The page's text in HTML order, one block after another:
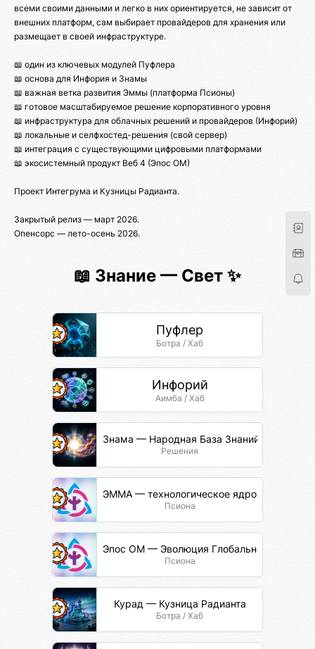
всеми своими данными и легко в них ориентируется, не зависит от
внешних платформ, сам выбирает провайдеров для хранения или
размещает в своей инфраструктуре.
📖 один из ключевых модулей Пуфлера
📖 основа для Инфория и Знамы
📖 важная ветка развития Эммы (платформа Псионы)
📖 готовое масштабируемое решение корпоративного уровня
📖 инфраструктура для облачных решений и провайдеров (Инфорий)
📖 локальные и селфхостед-решения (свой сервер)
📖 интеграция с существующими цифровыми платформами
📖 экосистемный продукт Веб 4 (Эпос ОМ)
Проект Интегрума и Кузницы Радианта.
Закрытый релиз — март 2026.
Опенсорс — лето-осень 2026.
📖 Знание — Свет ✨
Пуфлер
Ботра / Хаб
Инфорий
Аимба / Хаб
Знама — Народная База Знаний
Решения
ЭММА — технологическое ядро
Псиона
Эпос ОМ — Эволюция Глобальной Сети
Псиона
Курад — Кузница Радианта
Ботра / Хаб